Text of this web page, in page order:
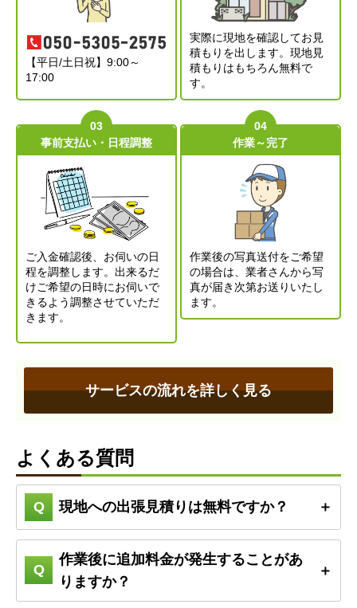
【平日/土日祝】9:00～
17:00
実際に現地を確認してお見
積もりを出します。現地見
積もりはもちろん無料で
す。
事前支払い・日程調整
ご入金確認後、お伺いの日
程を調整します。出来るだ
けご希望の日時にお伺いで
きるよう調整させていただ
きます。
作業～完了
作業後の写真送付をご希望
の場合は、業者さんから写
真が届き次第お送りいたし
ます。
サービスの流れを詳しく見る
よくある質問
現地への出張見積りは無料ですか？
作業後に追加料金が発生することがあ
りますか？